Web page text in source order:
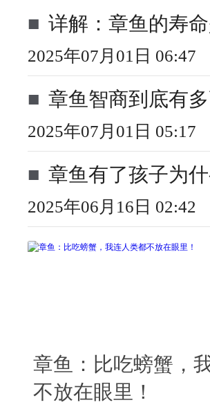
■ 详解：章鱼的寿
2025年07月01日 06:47
■ 章鱼智商到底有
2025年07月01日 05:17
■ 章鱼有了孩子为
2025年06月16日 02:42
章鱼：比吃螃蟹，
不放在眼里！